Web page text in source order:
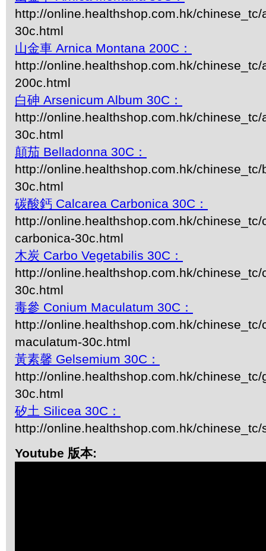
http://online.healthshop.com.hk/
30c.html
山金車 Arnica Montana 200C：
http://online.healthshop.com.hk/
200c.html
白砷 Arsenicum Album 30C：
http://online.healthshop.com.hk/
30c.html
顛茄 Belladonna 30C：
http://online.healthshop.com.hk/chinese_tc/
30c.html
碳酸鈣 Calcarea Carbonica 30C：
http://online.healthshop.com.hk/chinese_tc/
carbonica-30c.html
木炭 Carbo Vegetabilis 30C：
http://online.healthshop.com.hk/
30c.html
毒參 Conium Maculatum 30C：
http://online.healthshop.com.hk/chinese_tc/
maculatum-30c.html
黃素馨 Gelsemium 30C：
http://online.healthshop.com.hk/chinese_tc/
30c.html
矽土 Silicea 30C：
http://online.healthshop.com.hk/
Youtube 版本: